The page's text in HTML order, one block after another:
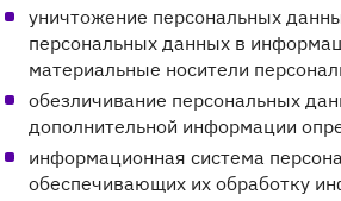
уничтожение персональных
персональных данных в
материальные носители
обезличивание персональных
дополнительной информации
информационная система
обеспечивающих их обработку